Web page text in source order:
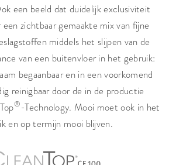
een beeld dat duidelijk exclusiviteit
zichtbaar gemaakte mix van fijne
middels het slijpen van de
van een buitenvloer in het gebruik:
begaanbaar en in een voorkomend
reinigbaar door de in de productie
®-Technology. Mooi moet ook in het
en op termijn mooi blijven.